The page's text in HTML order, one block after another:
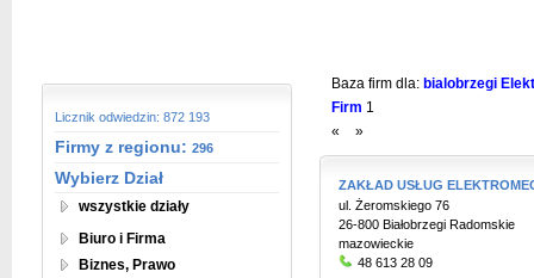
Licznik odwiedzin: 872 193
Firmy z regionu: 296
Wybierz Dział
wszystkie działy
Biuro i Firma
Biznes, Prawo
Baza firm dla: bialobrzegi
Firm 1
«
»
ZAKŁAD USŁUG
ul. Żeromskiego 76
26-800 Białobrzegi Radomskie
mazowieckie
48 613 28 09